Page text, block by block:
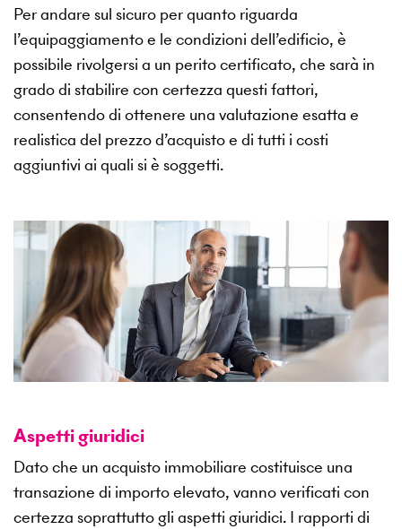
Per andare sul sicuro per quanto riguarda
l’equipaggiamento e le condizioni dell’edificio, è
possibile rivolgersi a un perito certificato, che sarà in
grado di stabilire con certezza questi fattori,
consentendo di ottenere una valutazione esatta e
realistica del prezzo d’acquisto e di tutti i costi
aggiuntivi ai quali si è soggetti.
Aspetti giuridici
Dato che un acquisto immobiliare costituisce una
transazione di importo elevato, vanno verificati con
certezza soprattutto gli aspetti giuridici. I rapporti di